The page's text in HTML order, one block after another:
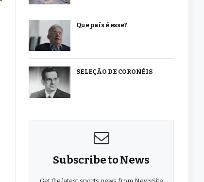
Que país é esse?
SELEÇÃO DE CORONÉIS
Subscribe to News
Get the latest sports news from NewsSite